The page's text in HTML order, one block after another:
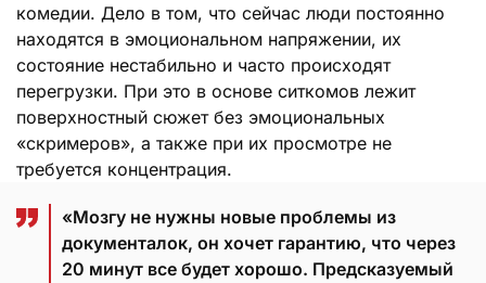
комедии. Дело в том, что сейчас люди постоянно
находятся в эмоциональном напряжении, их
состояние нестабильно и часто происходят
перегрузки. При это в основе ситкомов лежит
поверхностный сюжет без эмоциональных
«скримеров», а также при их просмотре не
требуется концентрация.
«Мозгу не нужны новые проблемы из
документалок, он хочет гарантию, что через
20 минут все будет хорошо. Предсказуемый